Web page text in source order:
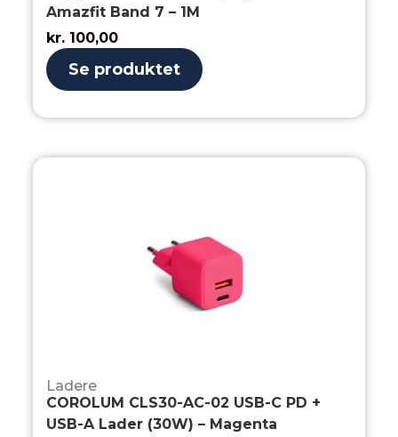
Amazfit Band 7 – 1M
kr. 100,00
Se produktet
Ladere
COROLUM CLS30-AC-02 USB-C PD +
USB-A Lader (30W) – Magenta